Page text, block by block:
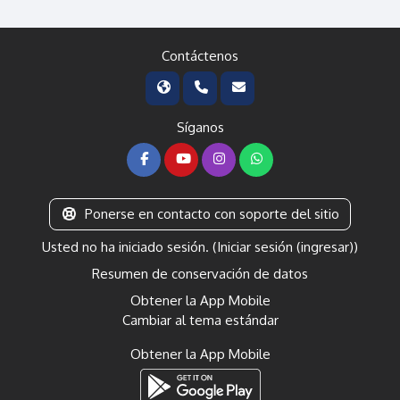
Contáctenos
Síganos
Ponerse en contacto con soporte del sitio
Usted no ha iniciado sesión. (Iniciar sesión (ingresar))
Resumen de conservación de datos
Obtener la App Mobile
Cambiar al tema estándar
Obtener la App Mobile